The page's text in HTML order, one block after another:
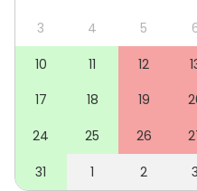
ger dig full frihet att
meny och stämning.
pågå hela vägen till
skapa en oförglömlig
Picture this Gallery har
Kontakta oss idag!
3
4 5
10
11 12
17
18 19
24
25 26
31
1 2 3